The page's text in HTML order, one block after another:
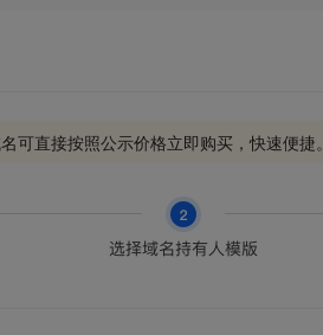
可直接按照公示价格立即购买，快速便捷。